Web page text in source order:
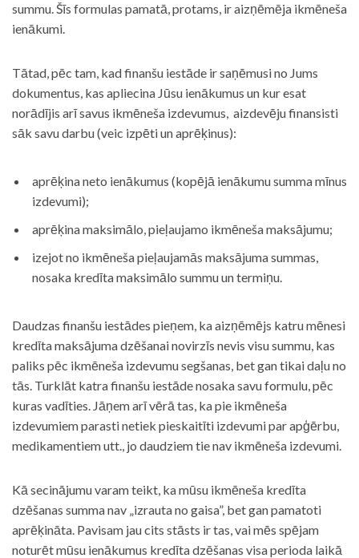
summu. Šīs formulas pamatā, protams, ir aizņēmēja ikmēneša
ienākumi.
Tātad, pēc tam, kad finanšu iestāde ir saņēmusi no Jums
dokumentus, kas apliecina Jūsu ienākumus un kur esat
norādījis arī savus ikmēneša izdevumus, aizdevēju finansisti
sāk savu darbu (veic izpēti un aprēķinus):
aprēķina neto ienākumus (kopējā ienākumu summa mīnus
izdevumi);
aprēķina maksimālo, pieļaujamo ikmēneša maksājumu;
izejot no ikmēneša pieļaujamās maksājuma summas,
nosaka kredīta maksimālo summu un termiņu.
Daudzas finanšu iestādes pieņem, ka aizņēmējs katru mēnesi
kredīta maksājuma dzēšanai novirzīs nevis visu summu, kas
paliks pēc ikmēneša izdevumu segšanas, bet gan tikai daļu no
tās. Turklāt katra finanšu iestāde nosaka savu formulu, pēc
kuras vadīties. Jāņem arī vērā tas, ka pie ikmēneša
izdevumiem parasti netiek pieskaitīti izdevumi par apģērbu,
medikamentiem utt., jo daudziem tie nav ikmēneša izdevumi.
Kā secinājumu varam teikt, ka mūsu ikmēneša kredīta
dzēšanas summa nav „izrauta no gaisa”, bet gan pamatoti
aprēķināta. Pavisam jau cits stāsts ir tas, vai mēs spējam
noturēt mūsu ienākumus kredīta dzēšanas visa perioda laikā